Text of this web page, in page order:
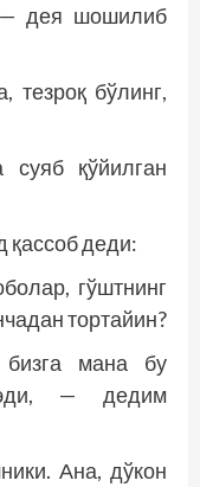
дея шошилиб
тезроқ бўлинг,
суяб қўйилган
қассоб деди:
гўштнинг
тортайин?
мана бу
эди, — дедим
Ана, дўкон